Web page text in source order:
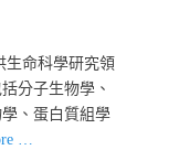
生命科學研究領
分子生物學、
、蛋白質組學
…